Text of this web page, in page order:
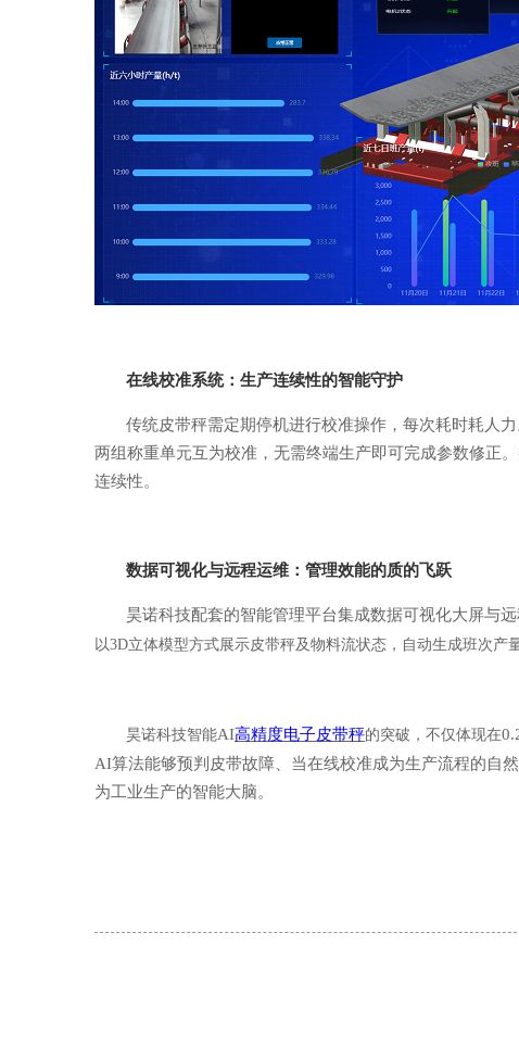
在线校准系统：生产连续性的智能守护
传统皮带秤需定期停机进行校准操作，每次耗时耗人
两组称重单元互为校准，无需终端生产即可完成参数修正
连续性。
数据可视化与远程运维：管理效能的质的飞跃
昊诺科技配套的智能管理平台集成数据可视化大屏与
以3D立体模型方式展示皮带秤及物料流状态，自动生成班次产
昊诺科技智能AI高精度电子皮带秤的突破，不仅体现在
AI算法能够预判皮带故障、当在线校准成为生产流程的自
为工业生产的智能大脑。